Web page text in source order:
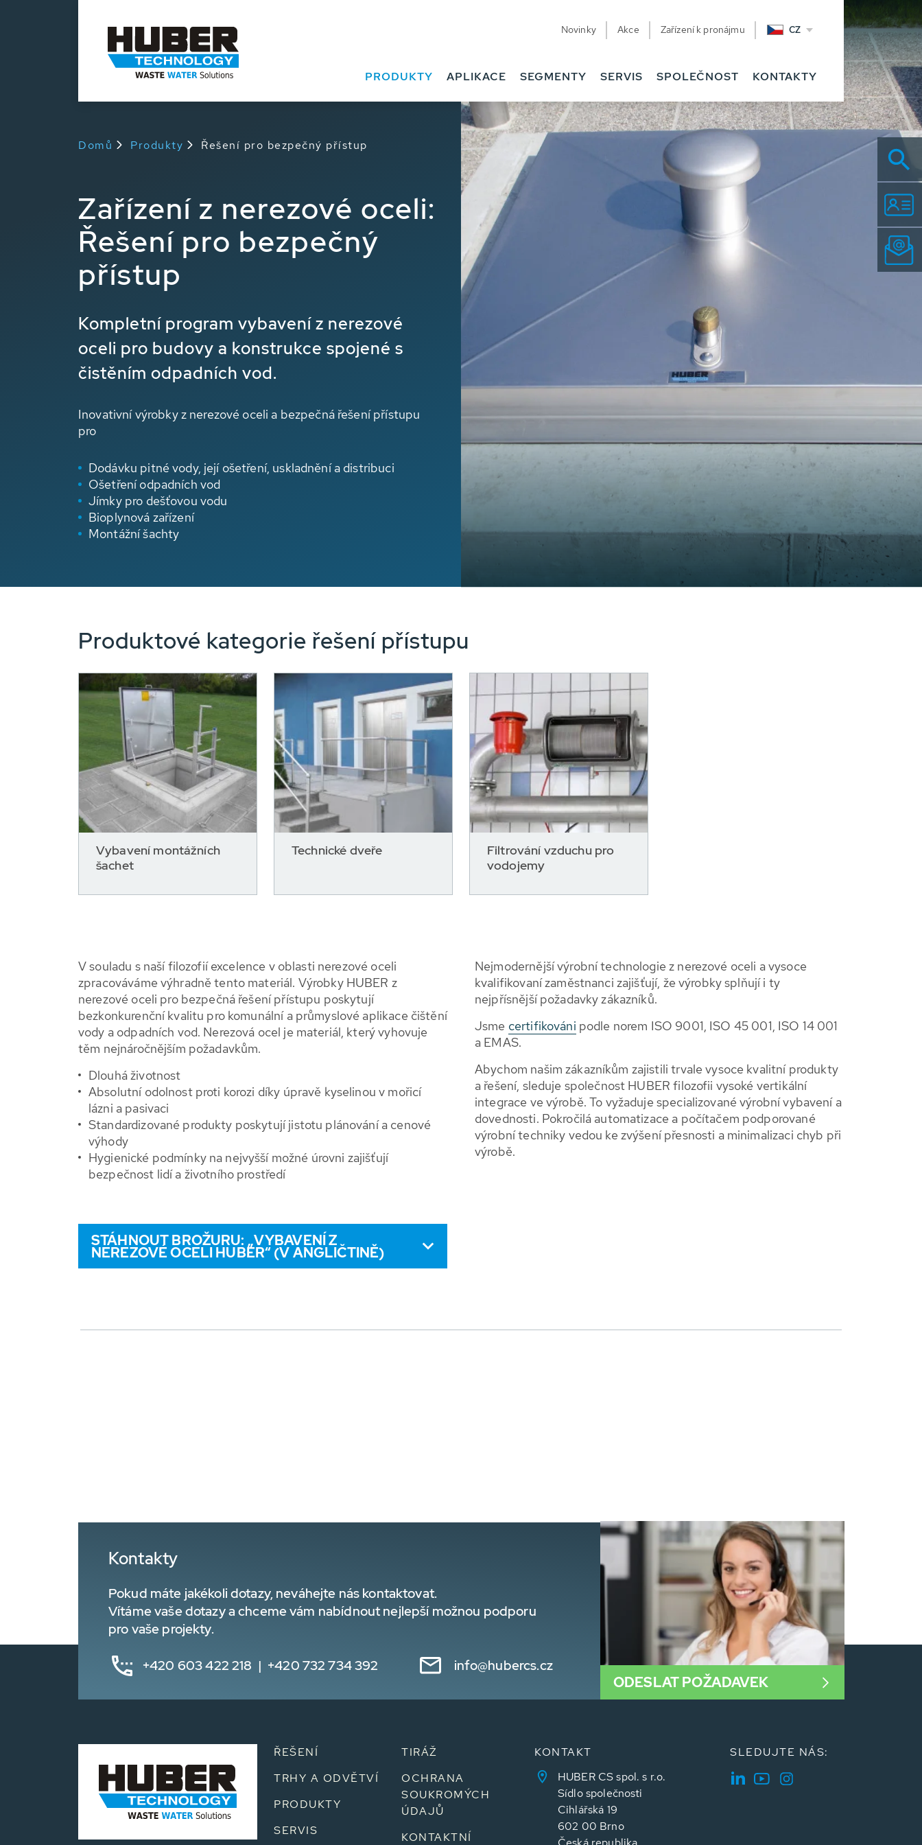
Novinky Akce Zařízení k pronájmu CZ
PRODUKTY APLIKACE SEGMENTY SERVIS SPOLEČNOST KONTAKTY
Domů Produkty Řešení pro bezpečný přístup
Zařízení z nerezové oceli:
Řešení pro bezpečný
přístup
Kompletní program vybavení z nerezové
oceli pro budovy a konstrukce spojené s
čistěním odpadních vod.
Inovativní výrobky z nerezové oceli a bezpečná řešení přístupu
pro
Dodávku pitné vody, její ošetření, uskladnění a distribuci
Ošetření odpadních vod
Jímky pro dešťovou vodu
Bioplynová zařízení
Montážní šachty
Produktové kategorie řešení přístupu
Vybavení montážních
šachet
Technické dveře
Filtrování vzduchu pro
vodojemy
V souladu s naší filozofií excelence v oblasti nerezové oceli
zpracováváme výhradně tento materiál. Výrobky HUBER z
nerezové oceli pro bezpečná řešení přístupu poskytují
bezkonkurenční kvalitu pro komunální a průmyslové aplikace čištění
vody a odpadních vod. Nerezová ocel je materiál, který vyhovuje
těm nejnáročnějším požadavkům.
Dlouhá životnost
Absolutní odolnost proti korozi díky úpravě kyselinou v mořicí
lázni a pasivaci
Standardizované produkty poskytují jistotu plánování a cenové
výhody
Hygienické podmínky na nejvyšší možné úrovni zajišťují
bezpečnost lidí a životního prostředí
STÁHNOUT BROŽURU: „VYBAVENÍ Z
NEREZOVÉ OCELI HUBER“ (V ANGLIČTINĚ)
Nejmodernější výrobní technologie z nerezové oceli a vysoce
kvalifikovaní zaměstnanci zajišťují, že výrobky splňují i ty
nejpřísnější požadavky zákazníků.
Jsme certifikováni podle norem ISO 9001, ISO 45 001, ISO 14 001
a EMAS.
Abychom našim zákazníkům zajistili trvale vysoce kvalitní produkty
a řešení, sleduje společnost HUBER filozofii vysoké vertikální
integrace ve výrobě. To vyžaduje specializované výrobní vybavení a
dovednosti. Pokročilá automatizace a počítačem podporované
výrobní techniky vedou ke zvýšení přesnosti a minimalizaci chyb při
výrobě.
Kontakty
Pokud máte jakékoli dotazy, neváhejte nás kontaktovat.
Vítáme vaše dotazy a chceme vám nabídnout nejlepší možnou podporu
pro vaše projekty.
+420 603 422 218 | +420 732 734 392 info@hubercs.cz
ODESLAT POŽADAVEK
ŘEŠENÍ
TRHY A ODVĚTVÍ
PRODUKTY
SERVIS
TIRÁŽ
OCHRANA
SOUKROMÝCH
ÚDAJŮ
KONTAKTNÍ
KONTAKT
HUBER CS spol. s r.o.
Sídlo společnosti
Cihlářská 19
602 00 Brno
SLEDUJTE NÁS: